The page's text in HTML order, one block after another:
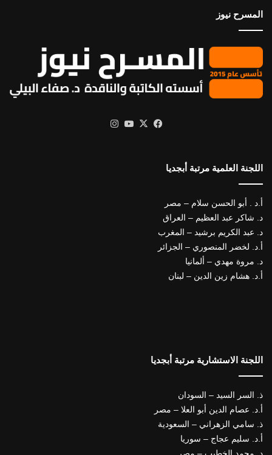
المسرح نيوز
فيسبوك
X يوتيوب
اللجنة العلمية مرتبة أبجديا
أ.د . أبو الحسن سلام – مصر
د. شاكر عبد العظيم – العراق
د. عبد الكريم برشيد – المغرب
أ.د. لخضر المنصوري – الجزائر
د. مروة مهدي – ألمانيا
أ.د. هشام زين الدين – لبنان
اللجنة الاستشارية مرتبة أبجديا
ذ. السر السيد – السودان
أ.د. عصام الدين أبو العلا – مصر
ذ. سامي الزهراني – السعودية
أ.د. سليم عجاج – سوريا